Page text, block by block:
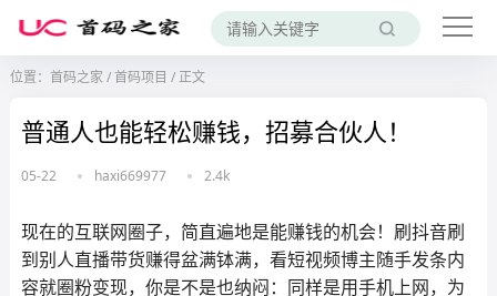
位置： 首码之家 /首码项目 /正文
普通人也能轻松赚钱，招募合伙人！
05-22 haxi669977 2.4k
现在的互联网圈子，简直遍地是能赚钱的机会！刷抖音刷
到别人直播带货赚得盆满钵满，看短视频博主随手发条内
容就圈粉变现，你是不是也纳闷：同样是用手机上网，为